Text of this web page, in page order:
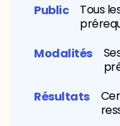
Public
Tous
Modalités
Résultats